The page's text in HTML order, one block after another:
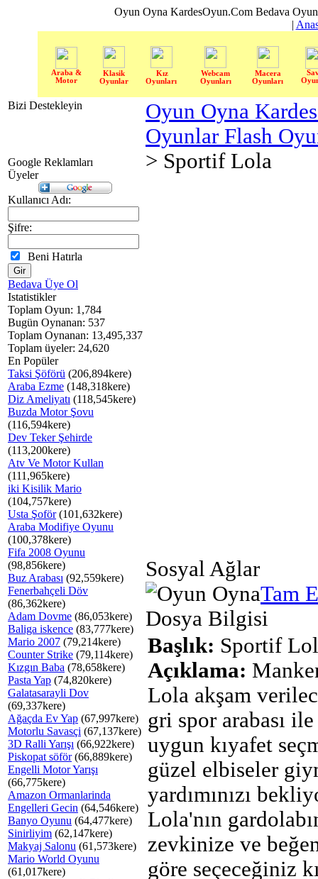
Oyun Oyna KardesOyun.Com Bedava
|
Araba &
Motor
Klasik
Oyunlar
Kız
Oyunları
Webcam
Oyunları
Macera
Oyunları
Bizi Destekleyin
Google Reklamları
Üyeler
Kullanıcı Adı:
Şifre:
Beni Hatırla
Bedava Üye Ol
Istatistikler
Toplam Oyun: 1,784
Bugün Oynanan: 537
Toplam Oynanan: 13,495,337
Toplam üyeler: 24,620
En Popüler
Taksi Şöförü (206,894kere)
Araba Ezme (148,318kere)
Diz Ameliyatı (118,545kere)
Buzda Motor Şovu
(116,594kere)
Dev Teker Şehirde
(113,200kere)
Atv Ve Motor Kullan
(111,965kere)
iki Kisilik Mario
(104,757kere)
Usta Şoför(101,632kere)
Araba Modifiye Oyunu
(100,378kere)
Fifa 2008 Oyunu
(98,856kere)
Buz Arabası (92,559kere)
Fenerbahçeli Döv
(86,362kere)
Adam Dovme (86,053kere)
Baliga iskence (83,777kere)
Mario 2007 (79,214kere)
Counter Strike (79,114kere)
Kızgın Baba (78,658kere)
Pasta Yap (74,820kere)
Galatasarayli Dov
(69,337kere)
Ağaçda Ev Yap (67,997kere)
Motorlu Savasçi (67,137kere)
3D Ralli Yarışı (66,922kere)
Piskopat söför(66,889kere)
Engelli Motor Yarışı
(66,775kere)
Amazon Ormanlarinda
Engelleri Gecin (64,546kere)
Banyo Oyunu (64,477kere)
Sinirliyim (62,147kere)
Makyaj Salonu (61,573kere)
Mario World Oyunu
(61,017kere)
Oyun Oyna
Oyunlar Flash
> Sportif Lola
Sosyal Ağlar
Tam
Dosya Bilgisi
Başlık: Sportif
Açıklama:
Lola akşam
gri spor arabası
uygun kıyafet
güzel elbiseler
yardımınızı
Lola'nın
zevkinize ve
göre seçeceğiniz